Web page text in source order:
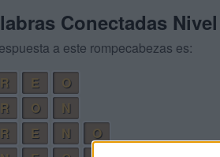
Conectadas
a este rompecabezas es:
R
E
O
R
O
N
R
E N
O